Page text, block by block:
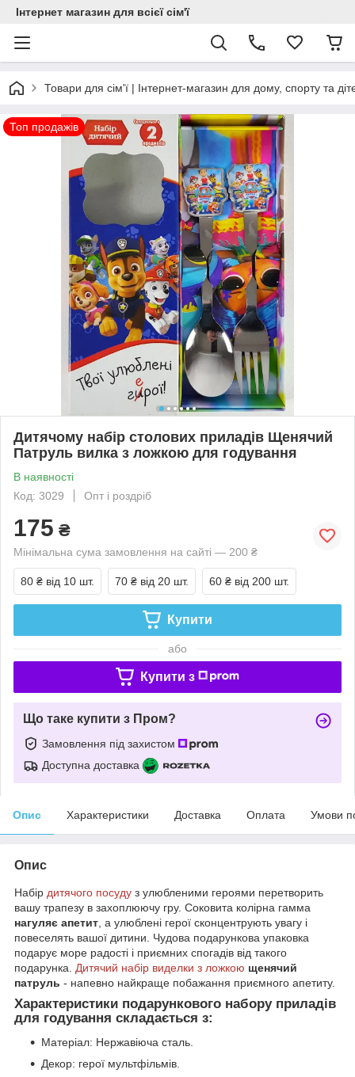
Інтернет магазин для всієї сім'ї
Товари для сім'ї | Інтернет-магазин для дому, спорту та
Топ продажів
Дитячому набір столових приладів Щенячий
Патруль вилка з ложкою для годування
В наявності
Код: 3029
Опт і роздріб
175 ₴
Мінімальна сума замовлення на сайті — 200 ₴
80 ₴ від 10 шт. 70 ₴ від 20 шт. 60 ₴ від 200 шт.
Купити
або
Купити з
Що таке купити з Пром?
Замовлення під захистом
Доступна доставка
Опис Характеристики Доставка Оплата Умови
Опис
Набір дитячого посуду з улюбленими героями перетворить
вашу трапезу в захоплюючу гру. Соковита колірна гамма
нагуляє апетит , а улюблені герої сконцентрують увагу і
повеселять вашої дитини. Чудова подарункова упаковка
подарує море радості і приємних спогадів від такого
подарунка. Дитячий набір виделки з ложкою щенячий
патруль - напевно найкраще побажання приємного апетиту.
Характеристики подарункового набору приладів
для годування складається з:
Матеріал: Нержавіюча сталь.
Декор: герої мультфільмів.